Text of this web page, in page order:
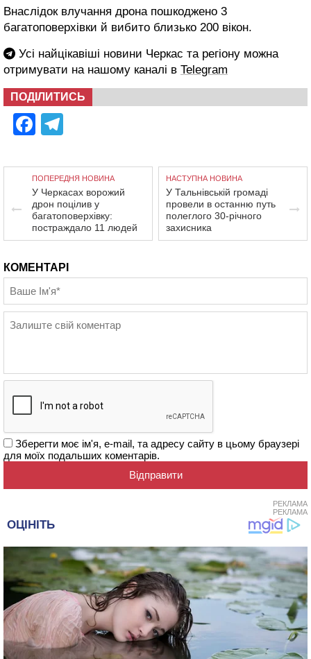
Внаслідок влучання дрона пошкоджено 3
багатоповерхівки й вибито близько 200 вікон.
Усі найцікавіші новини Черкас та регіону можна
отримувати на нашому каналі в Telegram
ПОДІЛИТИСЬ
Facebook
ПОПЕРЕДНЯ НОВИНА
У Черкасах ворожий
дрон поцілив у
багатоповерхівку:
постраждало 11 людей
НАСТУПНА НОВИНА
У Тальнівській громаді
провели в останню путь
полеглого 30-річного
захисника
КОМЕНТАРІ
Зберегти моє ім'я, e-mail, та адресу сайту в цьому браузері
для моїх подальших коментарів.
РЕКЛАМА
РЕКЛАМА